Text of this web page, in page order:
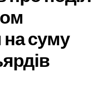
суму